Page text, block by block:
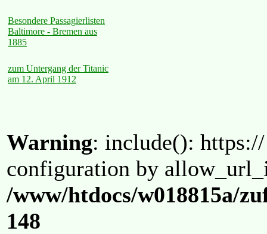
Besondere Passagierlisten
Baltimore - Bremen aus
1885
zum Untergang der Titanic
am 12. April 1912
Warning: include():
configuration by
/www/htdocs/w018815a/
148